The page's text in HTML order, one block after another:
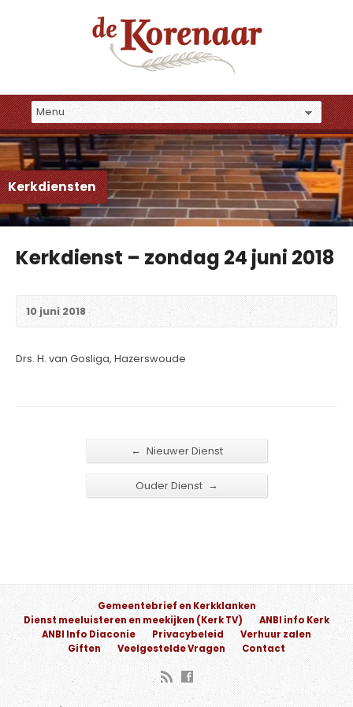
Kerkdiensten
Kerkdienst – zondag 24 juni 2018
10 juni 2018
Drs. H. van Gosliga, Hazerswoude
← Nieuwer Dienst
Ouder Dienst →
Gemeentebrief en Kerkklanken
Dienst meeluisteren en meekijken (Kerk TV)
ANBI info Kerk
ANBI Info Diaconie
Privacybeleid
Verhuur zalen
Giften
Veelgestelde Vragen Contact